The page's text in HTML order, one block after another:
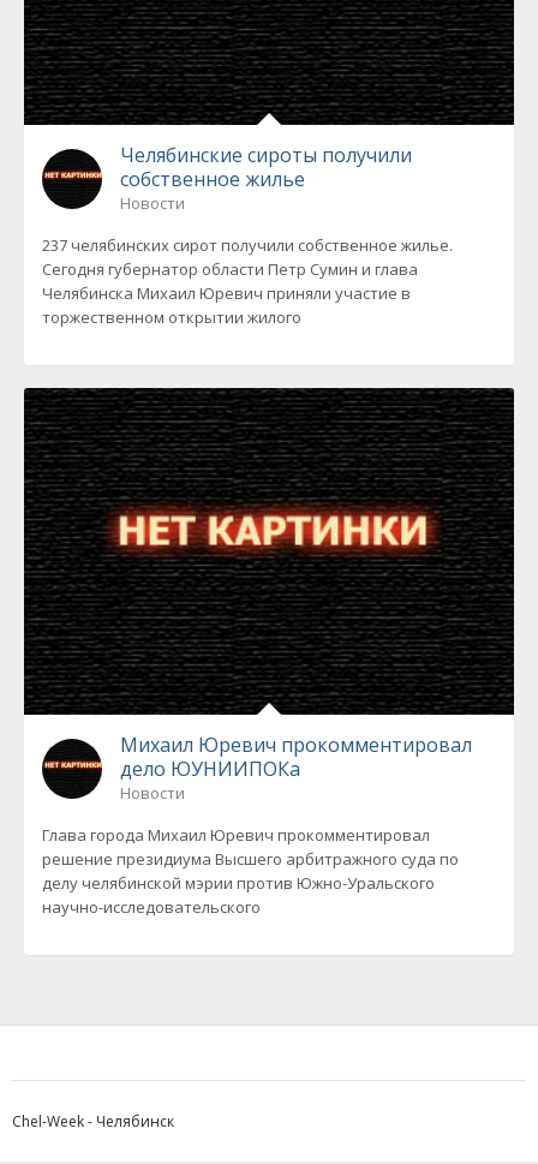
Челябинские сироты получили
собственное жилье
Новости
237 челябинских сирот получили собственное жилье.
Сегодня губернатор области Петр Сумин и глава
Челябинска Михаил Юревич приняли участие в
торжественном открытии жилого
Михаил Юревич прокомментировал
дело ЮУНИИПОКа
Новости
Глава города Михаил Юревич прокомментировал
решение президиума Высшего арбитражного суда по
делу челябинской мэрии против Южно-Уральского
научно-исследовательского
Chel-Week - Челябинск